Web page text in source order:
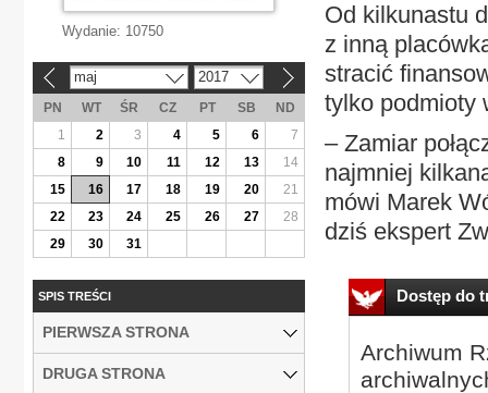
Od kilkunastu
z inną
stracić
tylko podmioty
– Zamiar
najmniej
mówi Marek
dziś ekspert
Dostęp do
Archiwum
Wydanie: 10750
maj 2017
PN WT ŚR CZ PT SB
ND
1
2 3 4 5 6
7
8
9 10 11 12 13
14
15
16 17 18 19 20
21
22
23 24 25 26 27
28
29
30 31
SPIS TREŚCI
PIERWSZA STRONA
DRUGA STRONA